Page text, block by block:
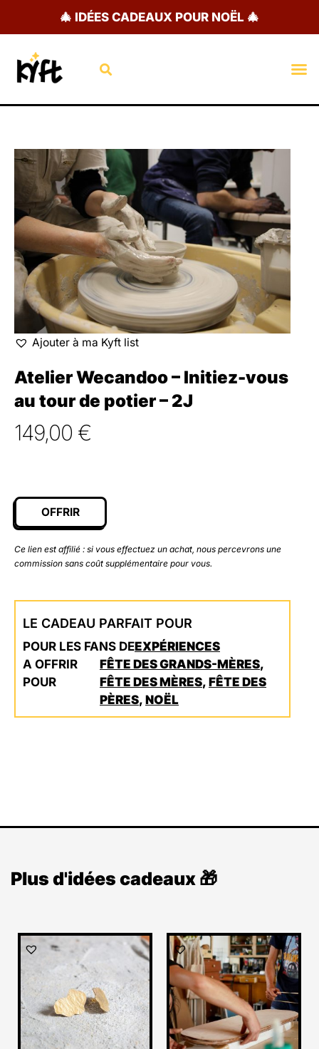
🎄 IDÉES CADEAUX POUR NOËL 🎄
Rechercher
Ajouter à ma Kyft list
Atelier Wecandoo – Initiez-vous
au tour de potier – 2J
149,00 €
OFFRIR
Ce lien est affilié : si vous effectuez un achat, nous percevrons une
commission sans coût supplémentaire pour vous.
LE CADEAU PARFAIT POUR
POUR LES FANS DEEXPÉRIENCES
A OFFRIR
POUR
FÊTE DES GRANDS-MÈRES,
FÊTE DES MÈRES, FÊTE DES
PÈRES, NOËL
Plus d'idées cadeaux 🎁